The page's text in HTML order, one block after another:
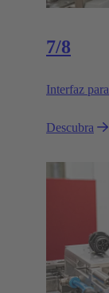
7/8
Interfaz
Descubra